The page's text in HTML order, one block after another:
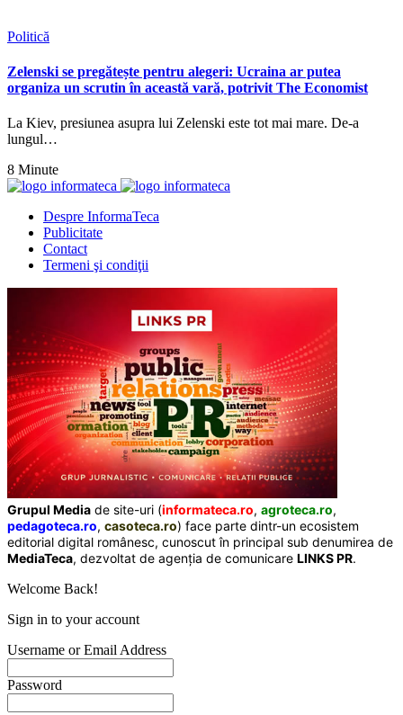
Politică
Zelenski se pregătește pentru alegeri: Ucraina ar putea
organiza un scrutin în această vară, potrivit The Economist
La Kiev, presiunea asupra lui Zelenski este tot mai mare. De-a
lungul…
8 Minute
Despre InformaTeca
Publicitate
Contact
Termeni şi condiţii
Grupul Media de site-uri (informateca.ro, agroteca.ro,
pedagoteca.ro, casoteca.ro) face parte dintr-un ecosistem
editorial digital românesc, cunoscut în principal sub denumirea de
MediaTeca, dezvoltat de agenția de comunicare LINKS PR.
Welcome Back!
Sign in to your account
Username or Email Address
Password